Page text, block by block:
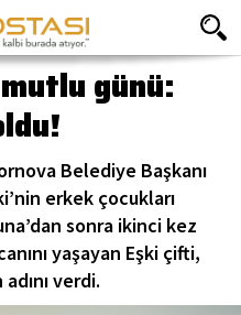
günü:
Belediye Başkanı
erkek çocukları
sonra ikinci kez
yaşayan Eşki çifti,
verdi.